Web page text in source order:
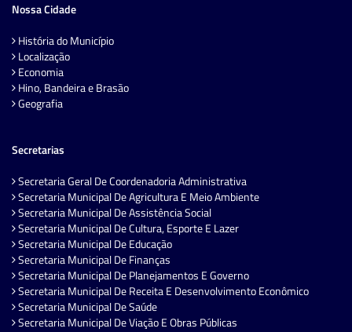
Nossa Cidade
História do Município
Localização
Economia
Hino, Bandeira e Brasão
Geografia
Secretarias
Secretaria Geral De Coordenadoria Administrativa
Secretaria Municipal De Agricultura E Meio Ambiente
Secretaria Municipal De Assistência Social
Secretaria Municipal De Cultura, Esporte E Lazer
Secretaria Municipal De Educação
Secretaria Municipal De Finanças
Secretaria Municipal De Planejamentos E Governo
Secretaria Municipal De Receita E Desenvolvimento Econômico
Secretaria Municipal De Saúde
Secretaria Municipal De Viação E Obras Públicas